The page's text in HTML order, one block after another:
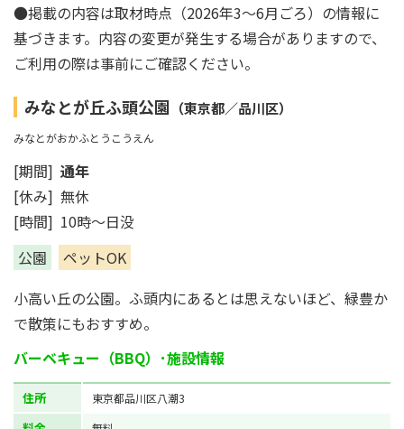
●掲載の内容は取材時点（2026年3～6月ごろ）の情報に
基づきます。内容の変更が発生する場合がありますので、
ご利用の際は事前にご確認ください。
みなとが丘ふ頭公園 （東京都／品川区）
みなとがおかふとうこうえん
[期間] 通年
[休み] 無休
[時間] 10時～日没
公園
ペットOK
小高い丘の公園。ふ頭内にあるとは思えないほど、緑豊か
で散策にもおすすめ。
バーベキュー（BBQ）･施設情報
住所 東京都品川区八潮3